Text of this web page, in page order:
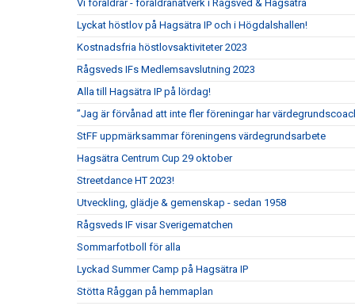
Vi föräldrar - föräldranätverk i Rågsved & Hagsätra
Lyckat höstlov på Hagsätra IP och i Högdalshallen!
Kostnadsfria höstlovsaktiviteter 2023
Rågsveds IFs Medlemsavslutning 2023
Alla till Hagsätra IP på lördag!
”Jag är förvånad att inte fler föreningar har
StFF uppmärksammar föreningens värdegrundsarbete
Hagsätra Centrum Cup 29 oktober
Streetdance HT 2023!
Utveckling, glädje & gemenskap - sedan 1958
Rågsveds IF visar Sverigematchen
Sommarfotboll för alla
Lyckad Summer Camp på Hagsätra IP
Stötta Råggan på hemmaplan